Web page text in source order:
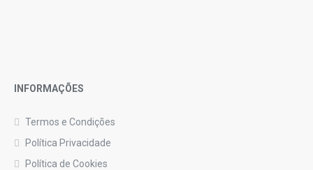
INFORMAÇÕES
Termos e Condições
Política Privacidade
Política de Cookies